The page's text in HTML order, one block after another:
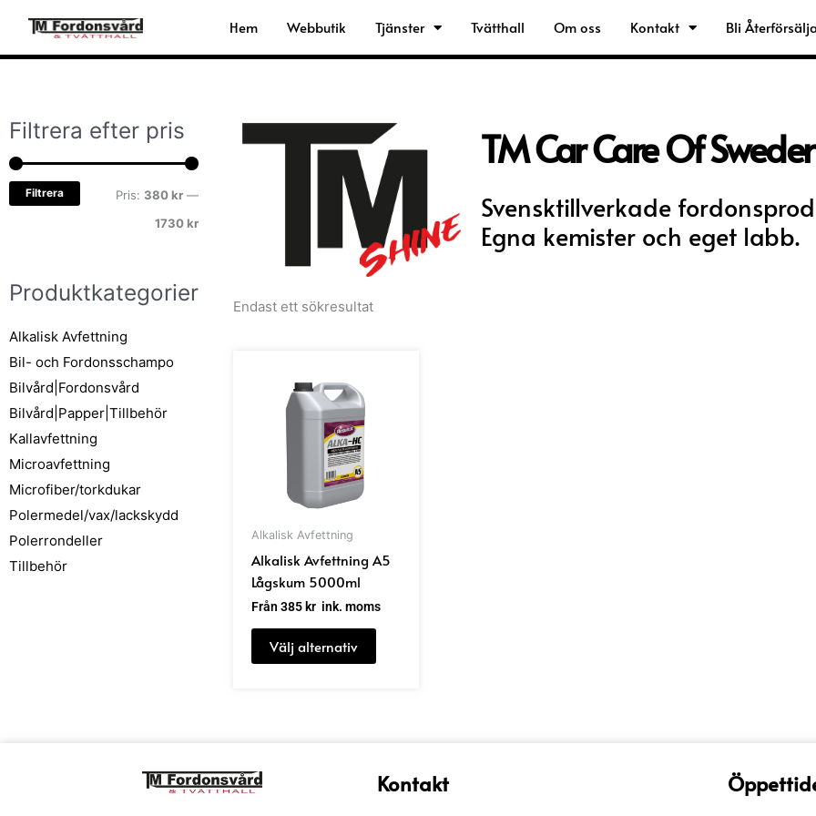
innehåll
Hem Webbutik Tjänster Tvätthall Om oss Kontakt Bli
Filtrera efter pris
Filtrera Pris: 380 kr —
1730 kr
Produktkategorier
Alkalisk Avfettning
Bil- och Fordonsschampo
Bilvård|Fordonsvård
Bilvård|Papper|Tillbehör
Kallavfettning
Microavfettning
Microfiber/torkdukar
Polermedel/vax/lackskydd
Polerrondeller
Tillbehör
TM Car Care Of
Svensktillverkade
Egna kemister och eget labb.
Endast ett sökresultat
Alkalisk Avfettning
Alkalisk Avfettning A5
Lågskum 5000ml
Från385 kr ink. moms
Välj alternativ
kan
på
Kontakt